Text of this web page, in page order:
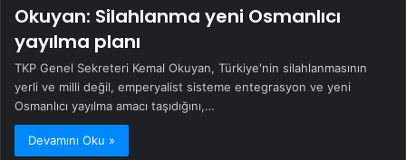
Okuyan: Silahlanma yeni Osmanlıcı
yayılma planı
TKP Genel Sekreteri Kemal Okuyan, Türkiye'nin silahlanmasının
yerli ve milli değil, emperyalist sisteme entegrasyon ve yeni
Osmanlıcı yayılma amacı taşıdığını,…
Devamını Oku »